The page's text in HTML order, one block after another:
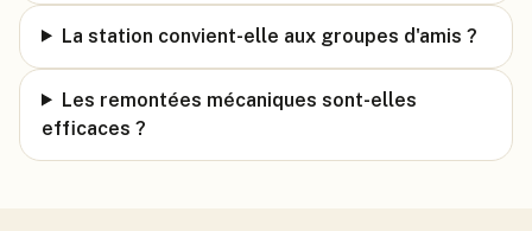
La station convient-elle aux groupes d'amis ?
Les remontées mécaniques sont-elles
efficaces ?